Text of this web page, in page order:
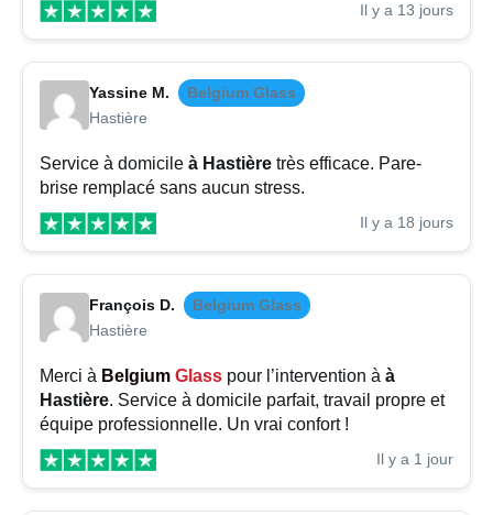
Il y a 13 jours
Yassine M.
Belgium Glass
Hastière
Service à domicile à Hastière très efficace. Pare-
brise remplacé sans aucun stress.
Il y a 18 jours
François D.
Belgium Glass
Hastière
Merci à Belgium Glass pour l’intervention à à
Hastière. Service à domicile parfait, travail propre et
équipe professionnelle. Un vrai confort !
Il y a 1 jour